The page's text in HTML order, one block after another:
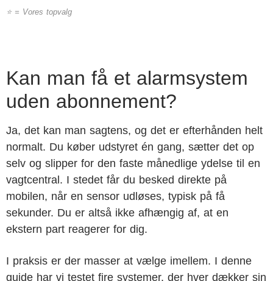
⭐ = Vores topvalg
Kan man få et alarmsystem
uden abonnement?
Ja, det kan man sagtens, og det er efterhånden helt
normalt. Du køber udstyret én gang, sætter det op
selv og slipper for den faste månedlige ydelse til en
vagtcentral. I stedet får du besked direkte på
mobilen, når en sensor udløses, typisk på få
sekunder. Du er altså ikke afhængig af, at en
ekstern part reagerer for dig.
I praksis er der masser at vælge imellem. I denne
guide har vi testet fire systemer, der hver dækker sin